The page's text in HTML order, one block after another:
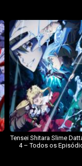
Tensei Shitara Slime
4 – Todos os